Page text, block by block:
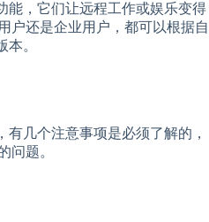
能，它们让远程工作或娱乐变得
户还是企业用户，都可以根据自
。
有几个注意事项是必须了解的，
问题。